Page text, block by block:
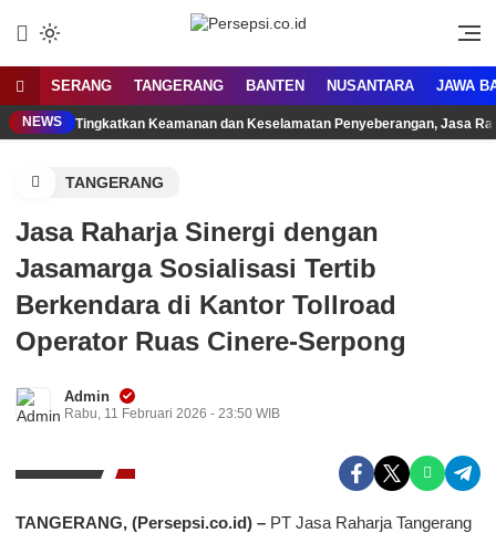
SERANG TANGERANG BANTEN NUSANTARA JAWA
NEWS Tingkatkan Keamanan dan Keselamatan Penyeberangan, Jasa
TANGERANG
Jasa Raharja Sinergi dengan
Jasamarga Sosialisasi Tertib
Berkendara di Kantor Tollroad
Operator Ruas Cinere-Serpong
Admin
Rabu, 11 Februari 2026 - 23:50 WIB
TANGERANG, (Persepsi.co.id) – PT Jasa Raharja Tangerang